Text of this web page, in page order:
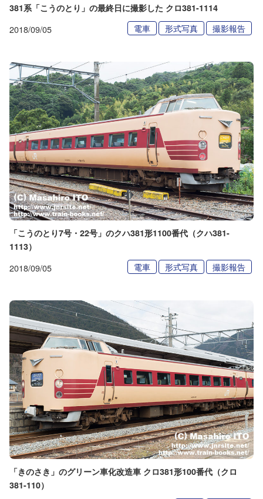
381系「こうのとり」の最終日に撮影した クロ381-1114
2018/09/05 電車 形式写真 撮影報告
「こうのとり7号・22号」のクハ381形1100番代（クハ381-
1113）
2018/09/05 電車 形式写真 撮影報告
「きのさき」のグリーン車化改造車 クロ381形100番代（クロ
381-110）